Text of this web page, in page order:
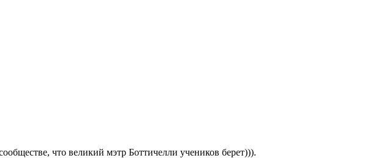
что великий мэтр Боттичелли учеников берет))).